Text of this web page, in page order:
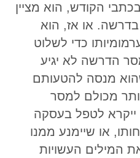
הקודש, הוא מציין
או אז, הוא
כדי לשלוט
הדרשה לא יגיע
מנסה להטעותם
מכולם למסר
ייקרא לטפל בעסקה
או שיימנע ממנו
המילים העשויות